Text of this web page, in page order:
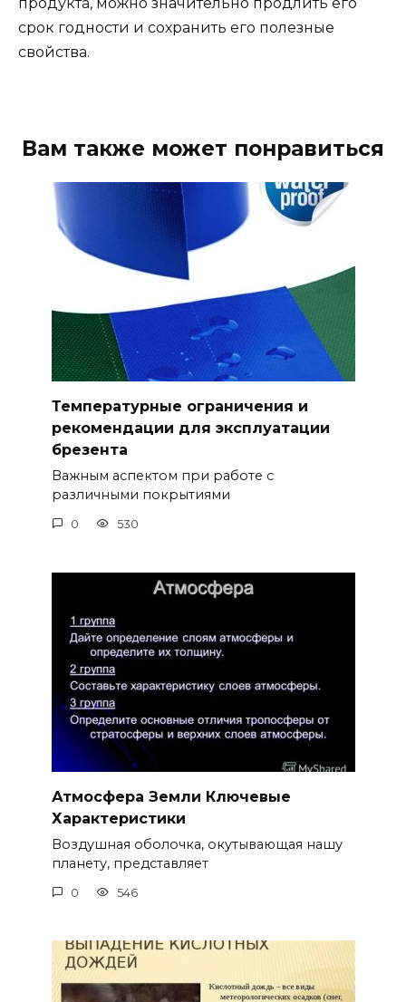
срок годности и сохранить его полезные
свойства.
Вам также может понравиться
Температурные ограничения и
рекомендации для эксплуатации
брезента
Важным аспектом при работе с
различными покрытиями
0 530
Атмосфера Земли Ключевые
Характеристики
Воздушная оболочка, окутывающая нашу
планету, представляет
0 546